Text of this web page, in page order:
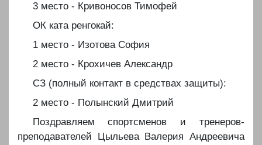
️️3 место - Кривоносов Тимофей
️️ОК ката ренгокай:
️️1 место - Изотова София
️️2 место - Крохичев Александр
️️СЗ (полный контакт в средствах защиты):
️️2 место - Полынский Дмитрий
️️Поздравляем спортсменов и тренеров-
преподавателей Цыльева Валерия Андреевича